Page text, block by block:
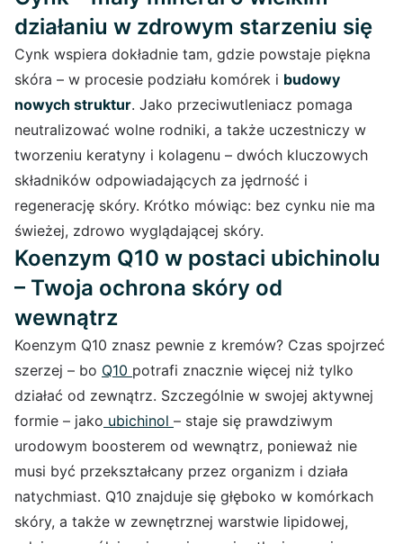
działaniu w zdrowym starzeniu się
Cynk wspiera dokładnie tam, gdzie powstaje piękna
skóra – w procesie podziału komórek i budowy
nowych struktur. Jako przeciwutleniacz pomaga
neutralizować wolne rodniki, a także uczestniczy w
tworzeniu keratyny i kolagenu – dwóch kluczowych
składników odpowiadających za jędrność i
regenerację skóry. Krótko mówiąc: bez cynku nie ma
świeżej, zdrowo wyglądającej skóry.
Koenzym Q10 w postaci ubichinolu
– Twoja ochrona skóry od
wewnątrz
Koenzym Q10 znasz pewnie z kremów? Czas spojrzeć
szerzej – bo Q10 potrafi znacznie więcej niż tylko
działać od zewnątrz. Szczególnie w swojej aktywnej
formie – jako ubichinol – staje się prawdziwym
urodowym boosterem od wewnątrz, ponieważ nie
musi być przekształcany przez organizm i działa
natychmiast. Q10 znajduje się głęboko w komórkach
skóry, a także w zewnętrznej warstwie lipidowej,